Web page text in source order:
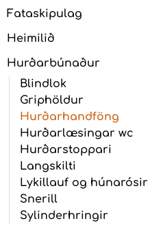
Fataskipulag
Heimilið
Hurðarbúnaður
Blindlok
Griphöldur
Hurðarhandföng
Hurðarlæsingar wc
Hurðarstoppari
Langskilti
Lykillauf og húnarósir
Snerill
Sylinderhringir